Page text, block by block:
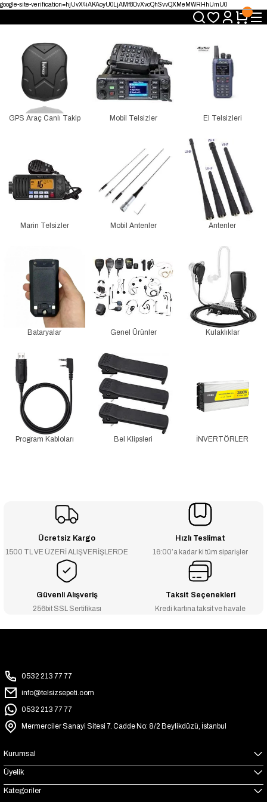
google-site-verification=hjUvX4iAKAoyU0LjAMf8OvXvcQhSvvQXMeMWRHhUmU0
Telsizde Güvenilir Adres
Türkiye’nin Telsiz Merkezi
GPS Araç Canlı Takip Mobil Telsizler El Telsizleri
Marin Telsizler Mobil Antenler Antenler
Bataryalar Genel Ürünler Kulaklıklar
Program Kabloları Bel Klipsleri İNVERTÖRLER
Ücretsiz Kargo
1500 TL VE ÜZERİ ALIŞVERİŞLERDE
Hızlı Teslimat
16:00’a kadar ki tüm siparişler
Güvenli Alışveriş
256bit SSL Sertifikası
Taksit Seçenekleri
Kredi kartına taksit ve havale
0532 213 77 77
info@telsizsepeti.com
0532 213 77 77
Mermerciler Sanayi Sitesi 7. Cadde No: 8/2 Beylikdüzü, İstanbul
Kurumsal
Üyelik
Kategoriler